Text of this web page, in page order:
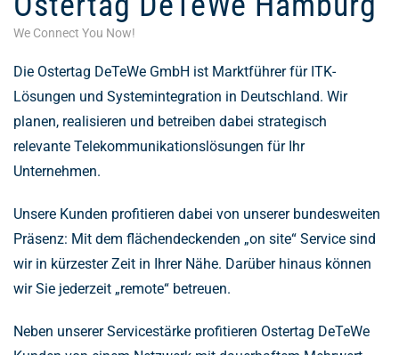
We Connect You Now!
Die Ostertag DeTeWe GmbH ist Marktführer für ITK-
Lösungen und Systemintegration in Deutschland. Wir
planen, realisieren und betreiben dabei strategisch
relevante Telekommunikationslösungen für Ihr
Unternehmen.
Unsere Kunden profitieren dabei von unserer bundesweiten
Präsenz: Mit dem flächendeckenden „on site“ Service sind
wir in kürzester Zeit in Ihrer Nähe. Darüber hinaus können
wir Sie jederzeit „remote“ betreuen.
Neben unserer Servicestärke profitieren Ostertag DeTeWe